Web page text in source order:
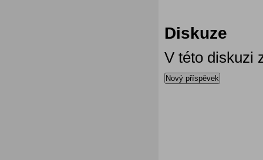
Diskuze
V této diskuzi
Nový příspěvek